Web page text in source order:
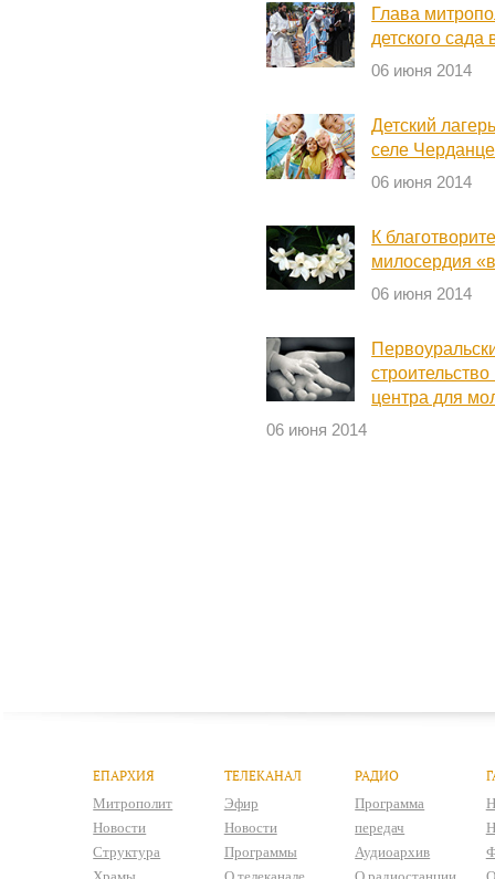
Глава
детского
06 июня 2014
Детский
селе
06 июня 2014
К
милосердия
06 июня 2014
центра для
06 июня 2014
ЕПАРХИЯ
Митрополит
Новости
Структура
ТЕЛЕКАНАЛ
Эфир
Новости
Программы
РАДИО
Программа
передач
Аудиоархив